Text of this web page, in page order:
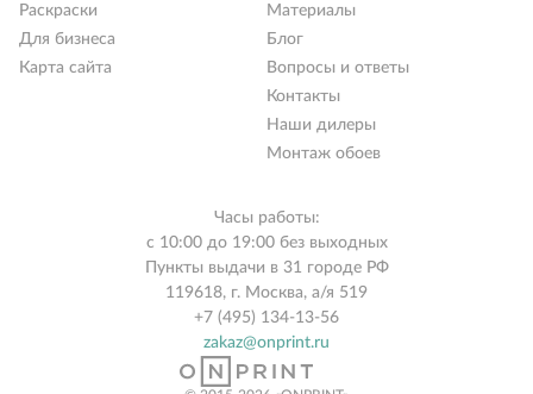
Раскраски
Для бизнеса
Карта сайта
Материалы
Блог
Вопросы и ответы
Контакты
Наши дилеры
Монтаж обоев
Часы работы:
с 10:00 до 19:00 без выходных
Пункты выдачи в 31 городе РФ
119618, г. Москва, а/я 519
+7 (495) 134-13-56
zakaz@onprint.ru